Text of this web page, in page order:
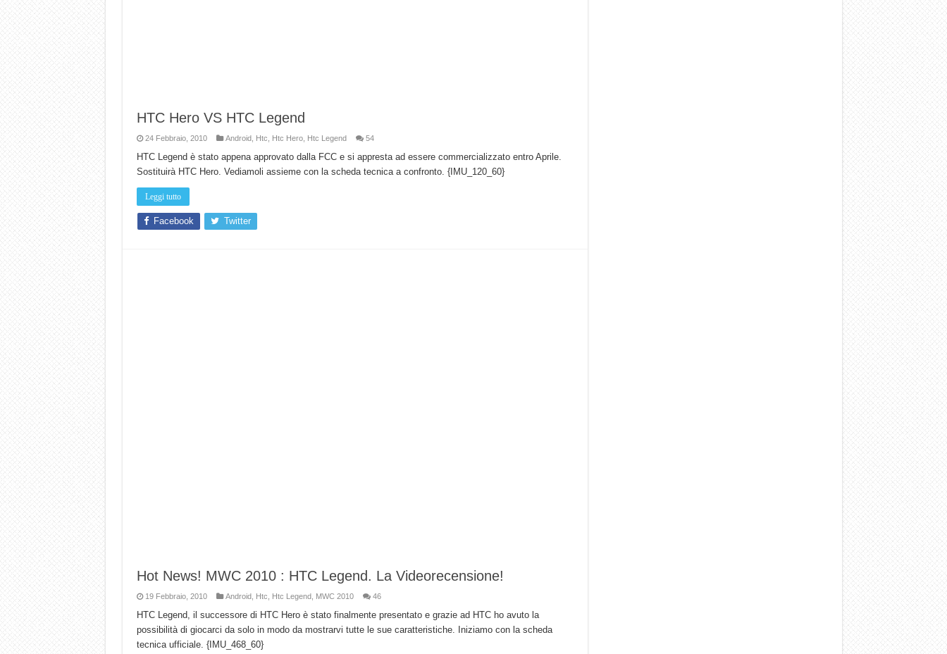
HTC Hero VS HTC Legend
24 Febbraio, 2010 Android, Htc Htc Hero, Htc Legend 54
HTC Legend è stato appena approvato dalla FCC e si appresta ad essere commercializzato entro Aprile.
Sostituirà HTC Hero. Vediamoli assieme con la scheda tecnica a confronto. {IMU_120_60}
Leggi tutto
Facebook Twitter
Hot News! MWC 2010 : HTC Legend. La Videorecensione!
19 Febbraio, 2010 Android, Htc Htc Legend, MWC 2010 46
HTC Legend, il successore di HTC Hero è stato finalmente presentato e grazie ad HTC ho avuto la
possibilità di giocarci da solo in modo da mostrarvi tutte le sue caratteristiche. Iniziamo con la scheda
tecnica ufficiale. {IMU_468_60}